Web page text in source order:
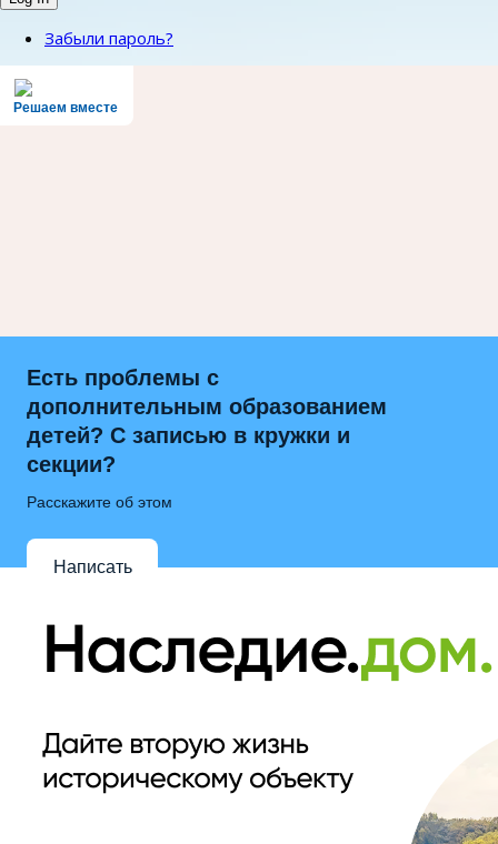
Забыли пароль?
Решаем вместе
Есть проблемы с
дополнительным образованием
детей? С записью в кружки и
секции?
Расскажите об этом
Написать